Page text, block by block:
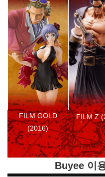
FILM GOLD
(2016)
FILM Z
Buyee 이